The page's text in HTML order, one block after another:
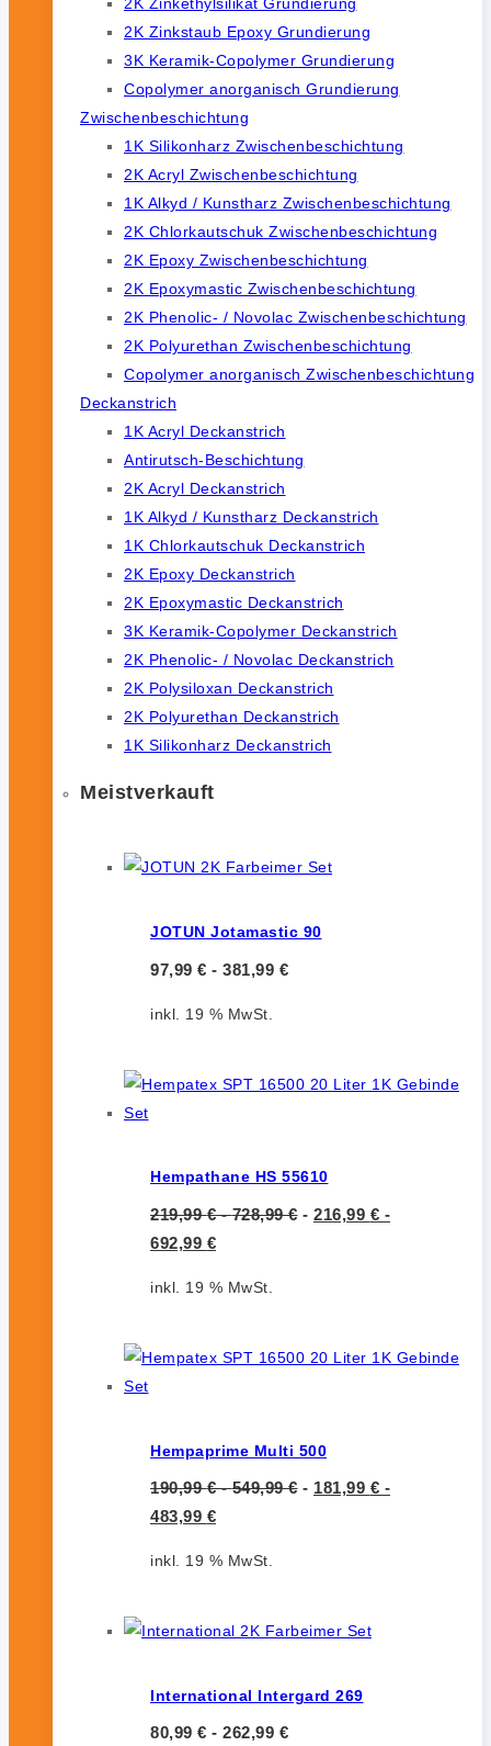
2K Zinkstaub Epoxy Grundierung
3K Keramik-Copolymer Grundierung
Copolymer anorganisch Grundierung
Zwischenbeschichtung
1K Silikonharz Zwischenbeschichtung
2K Acryl Zwischenbeschichtung
1K Alkyd / Kunstharz Zwischenbeschichtung
2K Chlorkautschuk Zwischenbeschichtung
2K Epoxy Zwischenbeschichtung
2K Epoxymastic Zwischenbeschichtung
2K Phenolic- / Novolac Zwischenbeschichtung
2K Polyurethan Zwischenbeschichtung
Copolymer anorganisch Zwischenbeschichtung
Deckanstrich
1K Acryl Deckanstrich
Antirutsch-Beschichtung
2K Acryl Deckanstrich
1K Alkyd / Kunstharz Deckanstrich
1K Chlorkautschuk Deckanstrich
2K Epoxy Deckanstrich
2K Epoxymastic Deckanstrich
3K Keramik-Copolymer Deckanstrich
2K Phenolic- / Novolac Deckanstrich
2K Polysiloxan Deckanstrich
2K Polyurethan Deckanstrich
1K Silikonharz Deckanstrich
Meistverkauft
JOTUN Jotamastic 90
97,99 € - 381,99 €
inkl. 19 % MwSt.
Hempathane HS 55610
219,99€-728,99€- 216,99 € -
692,99 €
inkl. 19 % MwSt.
Hempaprime Multi 500
190,99€-549,99€- 181,99 € -
483,99 €
inkl. 19 % MwSt.
International Intergard 269
80,99 € - 262,99 €